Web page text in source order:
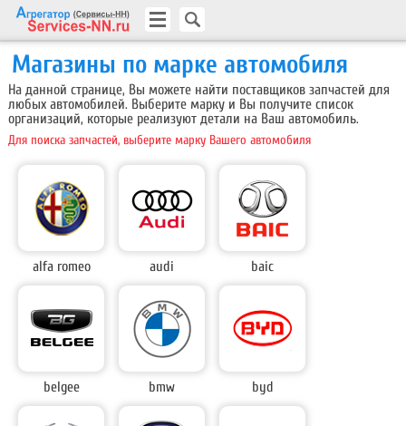
Магазины по марке автомобиля
На данной странице, Вы можете найти поставщиков запчастей для
любых автомобилей. Выберите марку и Вы получите список
организаций, которые реализуют детали на Ваш автомобиль.
Для поиска запчастей, выберите марку Вашего автомобиля
alfa romeo audi baic
belgee bmw byd